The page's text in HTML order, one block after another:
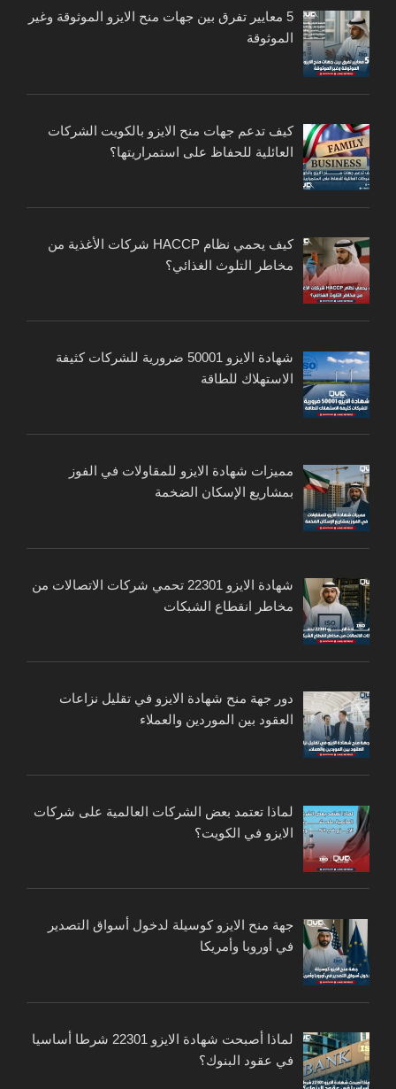
5 معايير تفرق بين جهات منح الايزو الموثوقة وغير
الموثوقة
كيف تدعم جهات منح الايزو بالكويت الشركات
العائلية للحفاظ على استمراريتها؟
كيف يحمي نظام HACCP شركات الأغذية من
مخاطر التلوث الغذائي؟
شهادة الايزو 50001 ضرورية للشركات كثيفة
الاستهلاك للطاقة
مميزات شهادة الايزو للمقاولات في الفوز
بمشاريع الإسكان الضخمة
شهادة الايزو 22301 تحمي شركات الاتصالات من
مخاطر انقطاع الشبكات
دور جهة منح شهادة الايزو في تقليل نزاعات
العقود بين الموردين والعملاء
لماذا تعتمد بعض الشركات العالمية على شركات
الايزو في الكويت؟
جهة منح الايزو كوسيلة لدخول أسواق التصدير
في أوروبا وأمريكا
لماذا أصبحت شهادة الايزو 22301 شرطا أساسيا
في عقود البنوك؟